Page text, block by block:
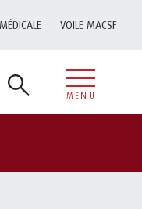
VOILE MACSF
MENU